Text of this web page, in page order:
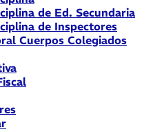
de Ed. Secundaria
de Inspectores
Cuerpos Colegiados